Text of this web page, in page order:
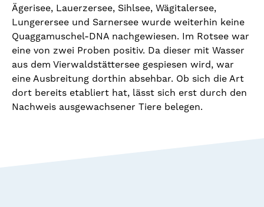
Ägerisee, Lauerzersee, Sihlsee, Wägitalersee,
Lungerersee und Sarnersee wurde weiterhin keine
Quaggamuschel-DNA nachgewiesen. Im Rotsee war
eine von zwei Proben positiv. Da dieser mit Wasser
aus dem Vierwaldstättersee gespiesen wird, war
eine Ausbreitung dorthin absehbar. Ob sich die Art
dort bereits etabliert hat, lässt sich erst durch den
Nachweis ausgewachsener Tiere belegen.